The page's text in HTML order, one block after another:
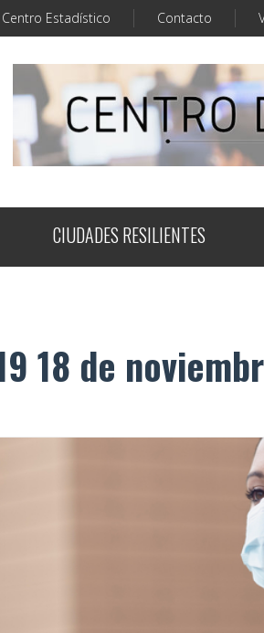
Centro Estadístico Contacto
CIUDADES RESILIENTES
18 de